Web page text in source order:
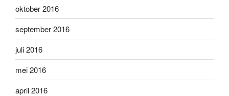
oktober 2016
september 2016
juli 2016
mei 2016
april 2016